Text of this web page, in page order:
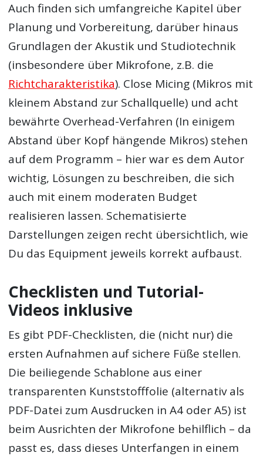
Auch finden sich umfangreiche Kapitel über
Planung und Vorbereitung, darüber hinaus
Grundlagen der Akustik und Studiotechnik
(insbesondere über Mikrofone, z.B. die
Richtcharakteristika). Close Micing (Mikros mit
kleinem Abstand zur Schallquelle) und acht
bewährte Overhead-Verfahren (In einigem
Abstand über Kopf hängende Mikros) stehen
auf dem Programm – hier war es dem Autor
wichtig, Lösungen zu beschreiben, die sich
auch mit einem moderaten Budget
realisieren lassen. Schematisierte
Darstellungen zeigen recht übersichtlich, wie
Du das Equipment jeweils korrekt aufbaust.
Checklisten und Tutorial-
Videos inklusive
Es gibt PDF-Checklisten, die (nicht nur) die
ersten Aufnahmen auf sichere Füße stellen.
Die beiliegende Schablone aus einer
transparenten Kunststofffolie (alternativ als
PDF-Datei zum Ausdrucken in A4 oder A5) ist
beim Ausrichten der Mikrofone behilflich – da
passt es, dass dieses Unterfangen in einem